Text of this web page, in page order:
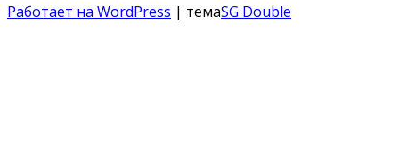
Работает на WordPress | темаSG Double